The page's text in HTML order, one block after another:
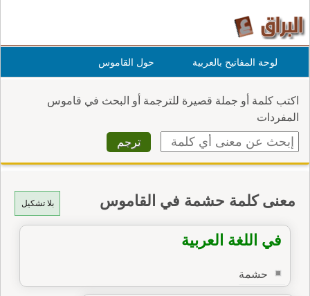
لوحة المفاتيح بالعربية حول القاموس
اكتب كلمة أو جملة قصيرة للترجمة أو البحث في قاموس
المفردات
بلا تشكيل معنى كلمة حشمة في القاموس
في اللغة العربية
حشمة